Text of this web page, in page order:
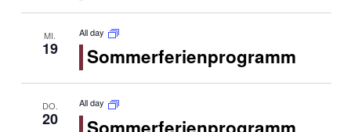
MI.
19
All day
Sommerferienprogramm
DO.
20
All day
Sommerferienprogramm